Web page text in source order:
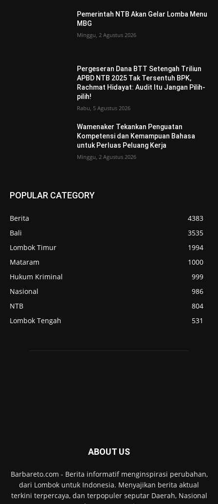
Pemerintah NTB Akan Gelar Lomba Menu
MBG
Minggu, 2 Agustus 2026
Pergeseran Dana BTT Setengah Triliun
APBD NTB 2025 Tak Tersentuh BPK,
Rachmat Hidayat: Audit Itu Jangan Pilih-
pilih!
Rabu, 5 Agustus 2026
Wamenaker Tekankan Penguatan
Kompetensi dan Kemampuan Bahasa
untuk Perluas Peluang Kerja
Minggu, 2 Agustus 2026
POPULAR CATEGORY
Berita
4383
Bali
3535
Lombok Timur
1994
Mataram
1000
Hukum Kriminal
999
Nasional
986
NTB
804
Lombok Tengah
531
ABOUT US
Barbareto.com - Berita informatif menginspirasi perubahan,
dari Lombok untuk Indonesia. Menyajikan berita aktual
terkini terpercaya, dan terpopuler seputar Daerah, Nasional